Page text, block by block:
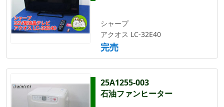
シャープ
アクオス LC-32E40
完売
25A1255-003
石油ファンヒーター